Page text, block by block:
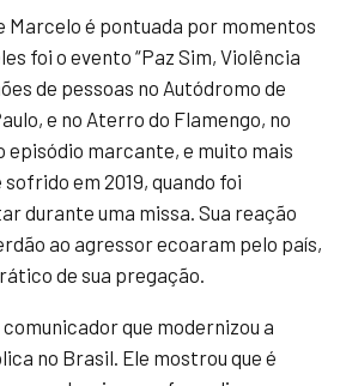
Marcelo é pontuada por momentos
foi o evento “Paz Sim, Violência
de pessoas no Autódromo de
e no Aterro do Flamengo, no
episódio marcante, e muito mais
em 2019, quando foi
durante uma missa. Sua reação
ao agressor ecoaram pelo país,
de sua pregação.
comunicador que modernizou a
no Brasil. Ele mostrou que é